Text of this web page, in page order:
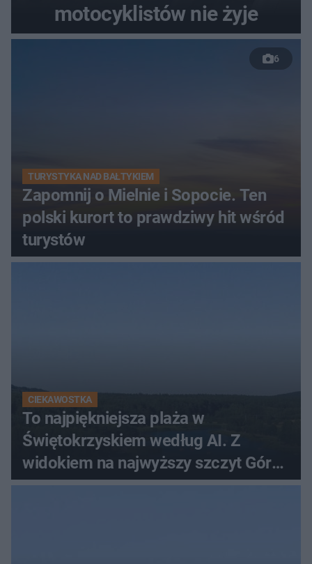
motocyklistów nie żyje
6
TURYSTYKA NAD BAŁTYKIEM
Zapomnij o Mielnie i Sopocie. Ten
polski kurort to prawdziwy hit wśród
turystów
CIEKAWOSTKA
To najpiękniejsza plaża w
Świętokrzyskiem według AI. Z
widokiem na najwyższy szczyt Gór
Świętokrzyskich